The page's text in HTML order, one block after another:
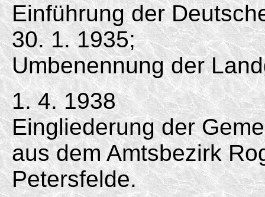
Einführung der
30. 1. 1935;
Umbenennung der
1. 4. 1938
Eingliederung der
aus dem Amtsbezirk
Petersfelde.